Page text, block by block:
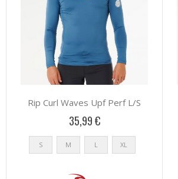
Rip Curl Waves Upf Perf L/S
35,99 €
S M L XL